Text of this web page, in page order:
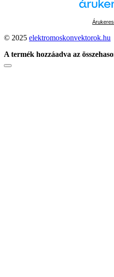
© 2025 elektromoskonvektorok.hu
A termék hozzáadva az